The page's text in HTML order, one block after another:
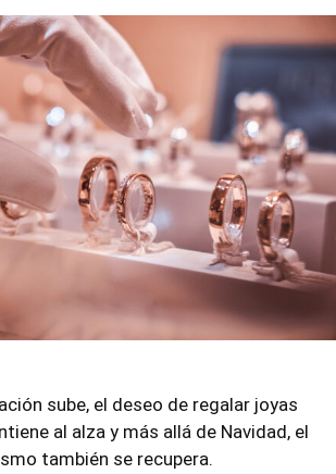
sube, el deseo de regalar joyas
al alza y más allá de Navidad, el
también se recupera.